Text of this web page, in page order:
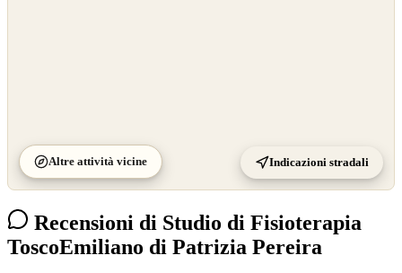
Altre attività vicine Indicazioni stradali
Recensioni di Studio di Fisioterapia
ToscoEmiliano di Patrizia Pereira